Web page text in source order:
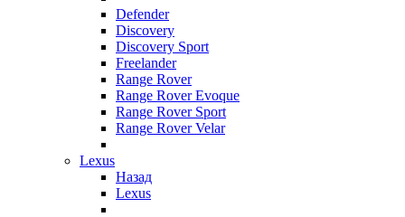
Defender
Discovery
Discovery Sport
Freelander
Range Rover
Range Rover Evoque
Range Rover Sport
Range Rover Velar
Lexus
Назад
Lexus